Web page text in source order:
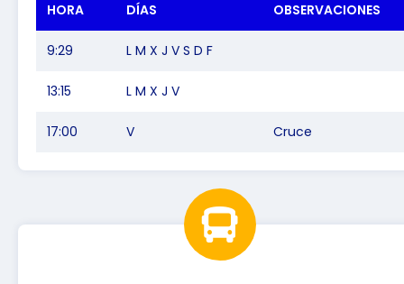
HORA DÍAS OBSERVACIONES
9:29 L M X J V S D F
13:15 L M X J V
17:00 V Cruce